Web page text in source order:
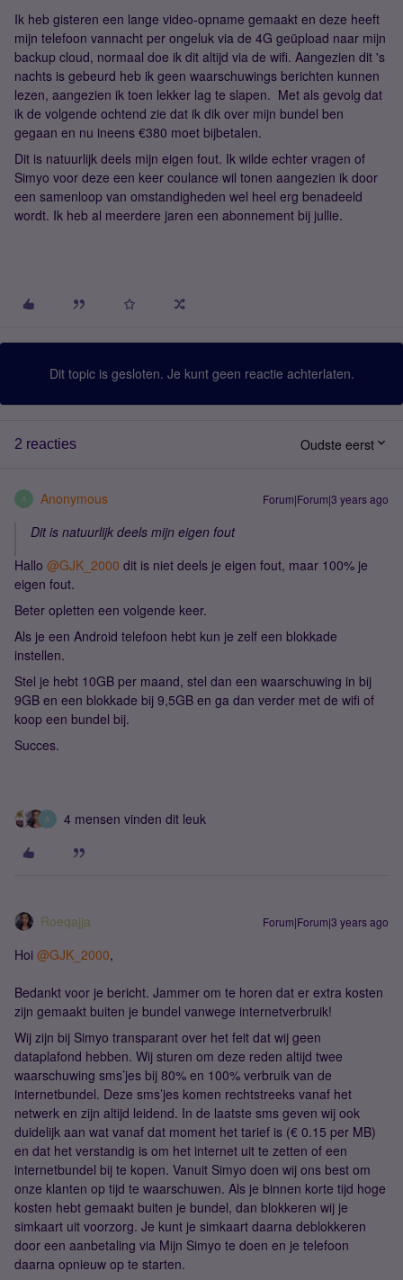
Ik heb gisteren een lange video-opname gemaakt en deze heeft
mijn telefoon vannacht per ongeluk via de 4G geüpload naar mijn
backup cloud, normaal doe ik dit altijd via de wifi. Aangezien dit 's
nachts is gebeurd heb ik geen waarschuwings berichten kunnen
lezen, aangezien ik toen lekker lag te slapen. Met als gevolg dat
ik de volgende ochtend zie dat ik dik over mijn bundel ben
gegaan en nu ineens €380 moet bijbetalen.
Dit is natuurlijk deels mijn eigen fout. Ik wilde echter vragen of
Simyo voor deze een keer coulance wil tonen aangezien ik door
een samenloop van omstandigheden wel heel erg benadeeld
wordt. Ik heb al meerdere jaren een abonnement bij jullie.
Dit topic is gesloten. Je kunt geen reactie achterlaten.
2 reacties Oudste eerst
A Anonymous Forum|Forum|3 years ago
Dit is natuurlijk deels mijn eigen fout
Hallo @GJK_2000 dit is niet deels je eigen fout, maar 100% je
eigen fout.
Beter opletten een volgende keer.
Als je een Android telefoon hebt kun je zelf een blokkade
instellen.
Stel je hebt 10GB per maand, stel dan een waarschuwing in bij
9GB en een blokkade bij 9,5GB en ga dan verder met de wifi of
koop een bundel bij.
Succes.
A 4 mensen vinden dit leuk
Roeqajja Forum|Forum|3 years ago
Hoi @GJK_2000,
Bedankt voor je bericht. Jammer om te horen dat er extra kosten
zijn gemaakt buiten je bundel vanwege internetverbruik!
Wij zijn bij Simyo transparant over het feit dat wij geen
dataplafond hebben. Wij sturen om deze reden altijd twee
waarschuwing sms’jes bij 80% en 100% verbruik van de
internetbundel. Deze sms’jes komen rechtstreeks vanaf het
netwerk en zijn altijd leidend. In de laatste sms geven wij ook
duidelijk aan wat vanaf dat moment het tarief is (€ 0.15 per MB)
en dat het verstandig is om het internet uit te zetten of een
internetbundel bij te kopen. Vanuit Simyo doen wij ons best om
onze klanten op tijd te waarschuwen. Als je binnen korte tijd hoge
kosten hebt gemaakt buiten je bundel, dan blokkeren wij je
simkaart uit voorzorg. Je kunt je simkaart daarna deblokkeren
door een aanbetaling via Mijn Simyo te doen en je telefoon
daarna opnieuw op te starten.